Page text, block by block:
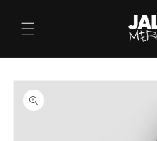
al contenido
directamente
a la
información